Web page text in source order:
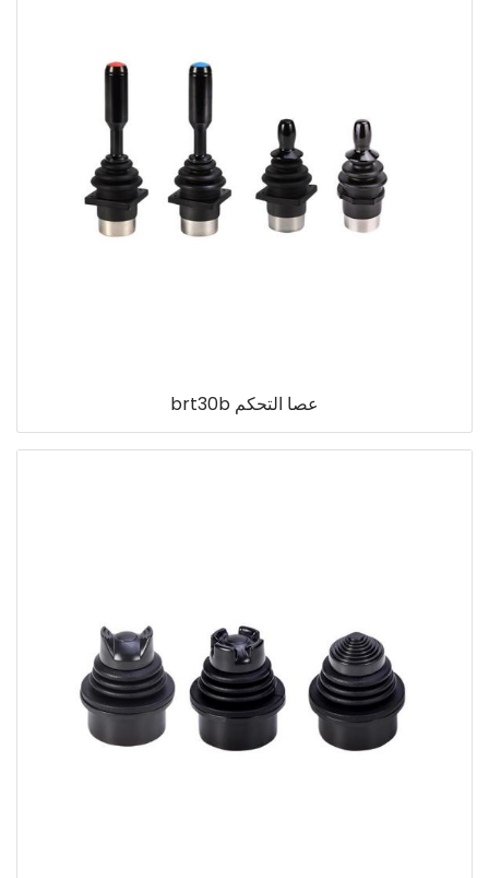
عصا التحكم brt30b